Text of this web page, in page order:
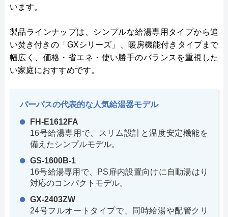
います。
製品ラインナップは、シンプルな給湯専用タイプから追
い焚き付きの「GXシリーズ」、暖房機能付きタイプまで
幅広く、価格・省エネ・使い勝手のバランスを重視した
い家庭におすすめです。
パーパスの代表的な人気給湯器モデル
FH-E1612FA
16号給湯専用で、スリム設計と温度安定機能を
備えたシンプルモデル。
GS-1600B-1
16号給湯専用で、PS扉内設置向けに自動湯はり
対応のコンパクトモデル。
GX-2403ZW
24号フルオートタイプで、同時給湯や配管クリ